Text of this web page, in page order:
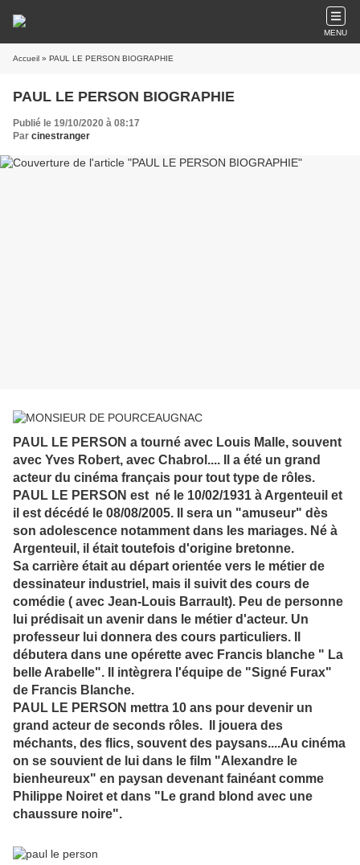
MENU
Accueil » PAUL LE PERSON BIOGRAPHIE
PAUL LE PERSON BIOGRAPHIE
Publié le 19/10/2020 à 08:17
Par cinestranger
PAUL LE PERSON a tourné avec Louis Malle, souvent
avec Yves Robert, avec Chabrol.... Il a été un grand
acteur du cinéma français pour tout type de rôles.
PAUL LE PERSON est né le 10/02/1931 à Argenteuil et
il est décédé le 08/08/2005. Il sera un "amuseur" dès
son adolescence notamment dans les mariages. Né à
Argenteuil, il était toutefois d'origine bretonne.
Sa carrière était au départ orientée vers le métier de
dessinateur industriel, mais il suivit des cours de
comédie ( avec Jean-Louis Barrault). Peu de personne
lui prédisait un avenir dans le métier d'acteur. Un
professeur lui donnera des cours particuliers. Il
débutera dans une opérette avec Francis blanche " La
belle Arabelle". Il intègrera l'équipe de "Signé Furax"
de Francis Blanche.
PAUL LE PERSON mettra 10 ans pour devenir un
grand acteur de seconds rôles. Il jouera des
méchants, des flics, souvent des paysans....Au cinéma
on se souvient de lui dans le film "Alexandre le
bienheureux" en paysan devenant fainéant comme
Philippe Noiret et dans "Le grand blond avec une
chaussure noire".